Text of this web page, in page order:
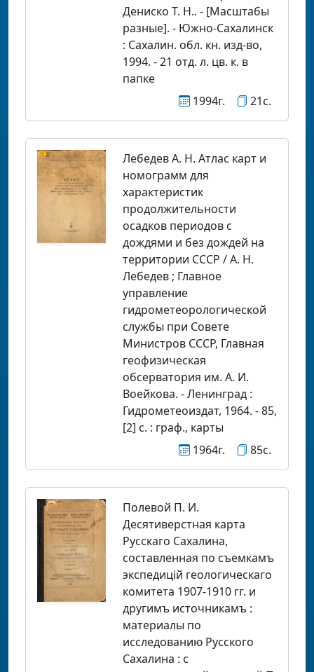
Дениско Т. Н.. - [Масштабы
разные]. - Южно-Сахалинск
: Сахалин. обл. кн. изд-во,
1994. - 21 отд. л. цв. к. в
папке
1994г.
21с.
Лебедев А. Н. Атлас карт и
номограмм для
характеристик
продолжительности
осадков периодов с
дождями и без дождей на
территории СССР / А. Н.
Лебедев ; Главное
управление
гидрометеорологической
службы при Совете
Министров СССР, Главная
геофизическая
обсерватория им. А. И.
Воейкова. - Ленинград :
Гидрометеоиздат, 1964. - 85,
[2] c. : граф., карты
1964г.
85с.
Полевой П. И.
Десятиверстная карта
Русскаго Сахалина,
составленная по съемкамъ
экспедицiй геологическаго
комитета 1907-1910 гг. и
другимъ источникамъ :
материалы по
исследованию Русского
Сахалина : с